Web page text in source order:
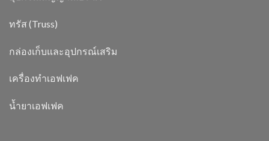
ทรัส (Truss)
กล่องเก็บและอุปกรณ์เสริม
เครื่องทำเอฟเฟค
น้ำยาเอฟเฟค